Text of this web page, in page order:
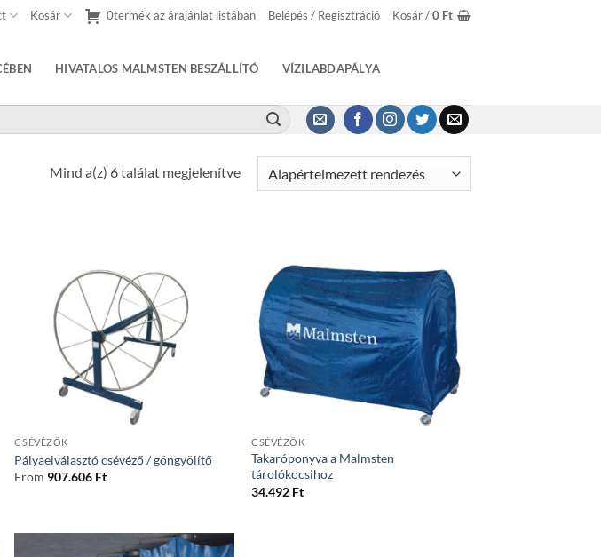
Kosár 0termék az árajánlat listában Belépés / Regisztráció Kosár /0 Ft
HIVATALOS MALMSTEN BESZÁLLÍTÓ VÍZILABDAPÁLYA
Mind a(z) 6 találat megjelenítve
CSÉVÉZŐK
Pályaelválasztó csévéző / göngyölítő
From 907.606 Ft
CSÉVÉZŐK
Takaróponyva a Malmsten
tárolókocsihoz
34.492 Ft